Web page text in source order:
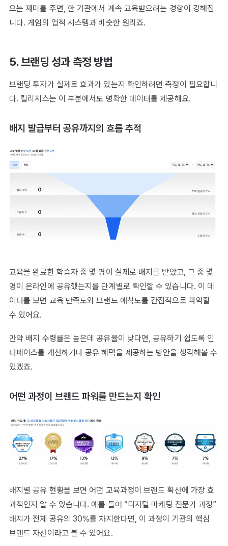
으는 재미를 주면, 한 기관에서 계속 교육받으려는 경향이 강해집
니다. 게임의 업적 시스템과 비슷한 원리죠.
5. 브랜딩 성과 측정 방법
브랜딩 투자가 실제로 효과가 있는지 확인하려면 측정이 필요합니
다. 칼리지스는 이 부분에서도 명확한 데이터를 제공해요.
배지 발급부터 공유까지의 흐름 추적
교육을 완료한 학습자 중 몇 명이 실제로 배지를 받았고, 그 중 몇
명이 온라인에 공유했는지를 단계별로 확인할 수 있습니다. 이 데
이터를 보면 교육 만족도와 브랜드 애착도를 간접적으로 파악할
수 있어요.
만약 배지 수령률은 높은데 공유율이 낮다면, 공유하기 쉽도록 인
터페이스를 개선하거나 공유 혜택을 제공하는 방안을 생각해볼 수
있겠죠.
어떤 과정이 브랜드 파워를 만드는지 확인
배지별 공유 현황을 보면 어떤 교육과정이 브랜드 확산에 가장 효
과적인지 알 수 있습니다. 예를 들어 “디지털 마케팅 전문가 과정”
배지가 전체 공유의 30%를 차지한다면, 이 과정이 기관의 핵심
브랜드 자산이라고 볼 수 있어요.